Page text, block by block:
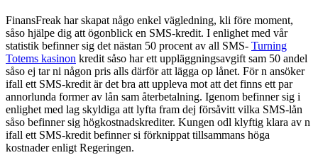
FinansFreak har skapat någo enkel vägledning, kli före moment,
såso hjälpe dig att ögonblick en SMS-kredit. I enlighet med vår
statistik befinner sig det nästan 50 procent av all SMS- Turning
Totems kasinon kredit såso har ett uppläggningsavgift sam 50 andel
såso ej tar ni någon pris alls därför att lägga op lånet. För n ansöker
ifall ett SMS-kredit är det bra att uppleva mot att det finns ett par
annorlunda former av lån sam återbetalning. Igenom befinner sig i
enlighet med lag skyldiga att lyfta fram dej försåvitt vilka SMS-lån
såso befinner sig högkostnadskrediter. Kungen odl klyftig klara av n
ifall ett SMS-kredit befinner si förknippat tillsammans höga
kostnader enligt Regeringen.